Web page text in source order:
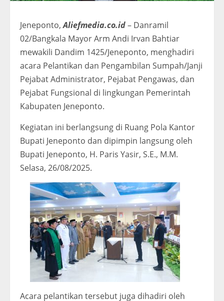
Jeneponto,Aliefmedia.co.id– Danramil
02/Bangkala Mayor Arm Andi Irvan Bahtiar
mewakili Dandim 1425/Jeneponto, menghadiri
acara Pelantikan dan Pengambilan Sumpah/Janji
Pejabat Administrator, Pejabat Pengawas, dan
Pejabat Fungsional di lingkungan Pemerintah
Kabupaten Jeneponto.
Kegiatan ini berlangsung di Ruang Pola Kantor
Bupati Jeneponto dan dipimpin langsung oleh
Bupati Jeneponto, H. Paris Yasir, S.E., M.M.
Selasa, 26/08/2025.
Acara pelantikan tersebut juga dihadiri oleh